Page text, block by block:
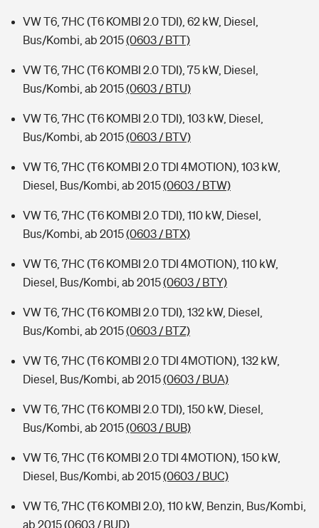
VW T6, 7HC (T6 KOMBI 2.0 TDI), 62 kW, Diesel,
Bus/Kombi, ab 2015(0603 / BTT)
VW T6, 7HC (T6 KOMBI 2.0 TDI), 75 kW, Diesel,
Bus/Kombi, ab 2015(0603 / BTU)
VW T6, 7HC (T6 KOMBI 2.0 TDI), 103 kW, Diesel,
Bus/Kombi, ab 2015(0603 / BTV)
VW T6, 7HC (T6 KOMBI 2.0 TDI 4MOTION), 103 kW,
Diesel, Bus/Kombi, ab 2015(0603 / BTW)
VW T6, 7HC (T6 KOMBI 2.0 TDI), 110 kW, Diesel,
Bus/Kombi, ab 2015(0603 / BTX)
VW T6, 7HC (T6 KOMBI 2.0 TDI 4MOTION), 110 kW,
Diesel, Bus/Kombi, ab 2015(0603 / BTY)
VW T6, 7HC (T6 KOMBI 2.0 TDI), 132 kW, Diesel,
Bus/Kombi, ab 2015(0603 / BTZ)
VW T6, 7HC (T6 KOMBI 2.0 TDI 4MOTION), 132 kW,
Diesel, Bus/Kombi, ab 2015(0603 / BUA)
VW T6, 7HC (T6 KOMBI 2.0 TDI), 150 kW, Diesel,
Bus/Kombi, ab 2015(0603 / BUB)
VW T6, 7HC (T6 KOMBI 2.0 TDI 4MOTION), 150 kW,
Diesel, Bus/Kombi, ab 2015(0603 / BUC)
VW T6, 7HC (T6 KOMBI 2.0), 110 kW, Benzin, Bus/Kombi,
ab 2015(0603 / BUD)